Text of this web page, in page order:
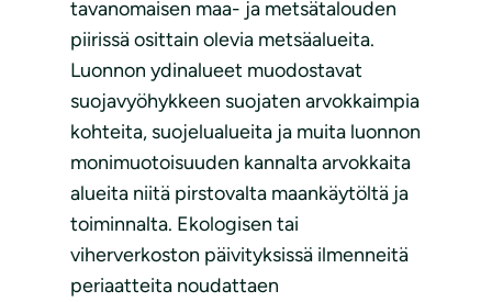
tavanomaisen maa- ja metsätalouden
piirissä osittain olevia metsäalueita.
Luonnon ydinalueet muodostavat
suojavyöhykkeen suojaten arvokkaimpia
kohteita, suojelualueita ja muita luonnon
monimuotoisuuden kannalta arvokkaita
alueita niitä pirstovalta maankäytöltä ja
toiminnalta. Ekologisen tai
viherverkoston päivityksissä ilmenneitä
periaatteita noudattaen